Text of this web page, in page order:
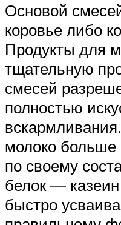
Основой
коровье либо
Продукты для
тщательную
смесей
полностью
молоко больше
по своему
белок —
быстро